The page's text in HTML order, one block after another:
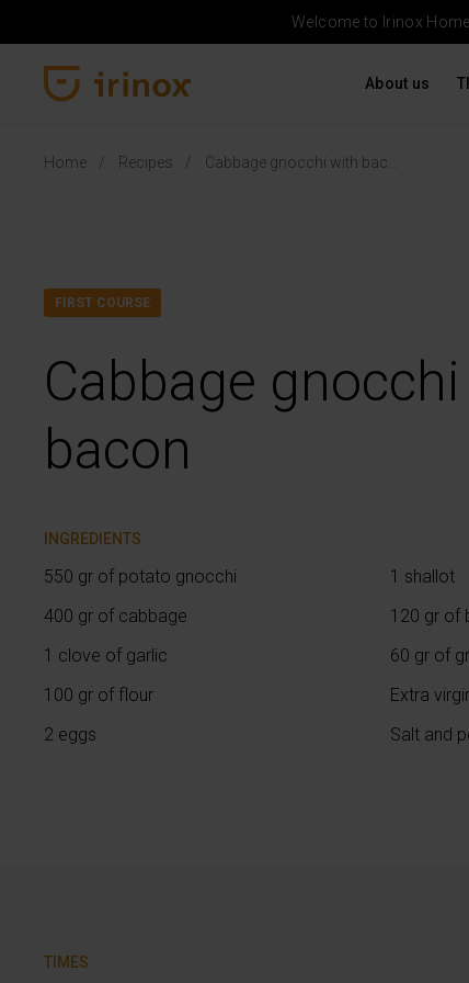
Welcome to Irinox
About us
Home Recipes
FIRST COURSE
Cabbage
bacon
INGREDIENTS
550 gr of potato gnocchi
400 gr of cabbage
1 clove of garlic
100 gr of flour
2 eggs
1 shallot
120 gr of
60 gr of
Extra
Salt and
TIMES